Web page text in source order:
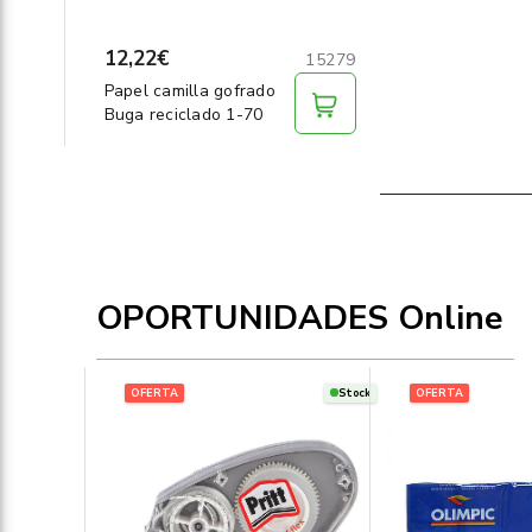
12,22€
15279
Papel camilla gofrado
Buga reciclado 1-70
OPORTUNIDADES Online
OFERTA Stock OFERTA